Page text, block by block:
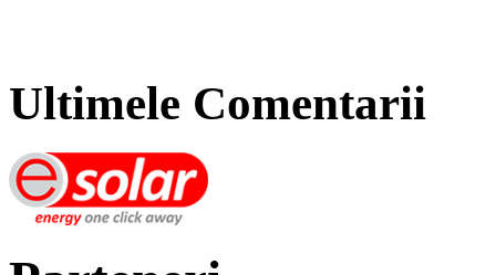
Ultimele Comentarii